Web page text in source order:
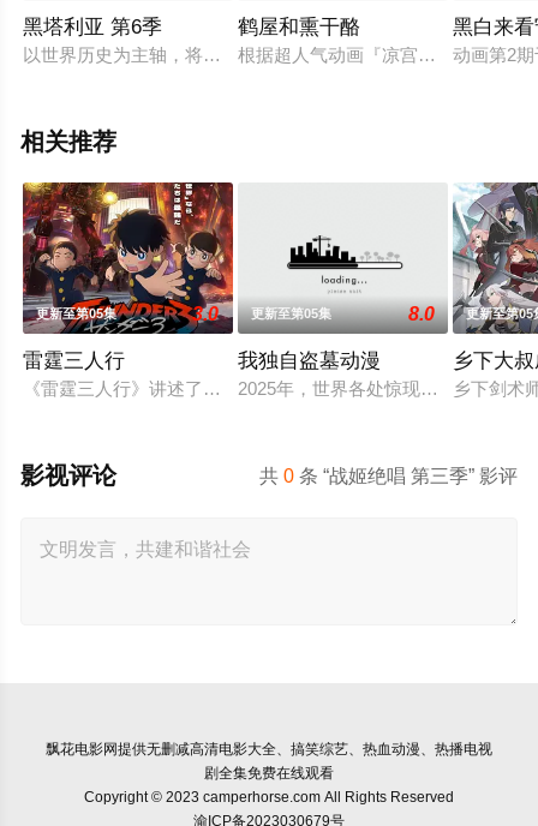
黑塔利亚 第6季
以世界历史为主轴，将多个国家以及该国的文化以及风土民情拟
鹤屋和熏干酪
根据超人气动画『凉宫春日的忧郁』
黑白来
动画第2
相关推荐
更新至第05集 3.0
雷霆三人行
《雷霆三人行》讲述了三个青梅竹马的挚友拼命寻找失踪少女
更新至第05集 8.0
我独自盗墓动漫
2025年，世界各处惊现古墓，获得墓
更新至第05
乡下大
乡下剑术
共0 条 “战姬绝唱 第三季” 影评
影视评论
飘花电影网提供无删减高清电影大全、搞笑综艺、热血动漫、热播电视
剧全集免费在线观看
Copyright © 2023 camperhorse.com All Rights Reserved
渝ICP备2023030679号